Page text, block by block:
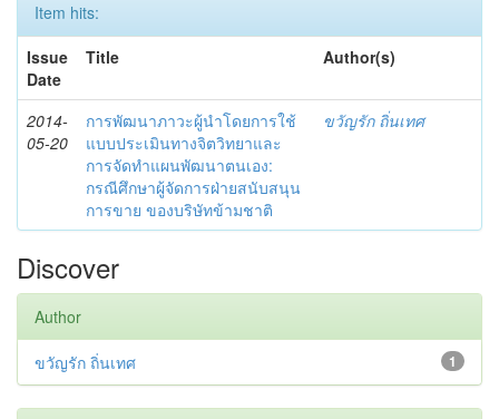
Item hits:
Issue
Date
Title Author(s)
2014-
05-20
การพัฒนาภาวะผู้นำโดยการใช้
แบบประเมินทางจิตวิทยาและ
การจัดทำแผนพัฒนาตนเอง:
กรณีศึกษาผู้จัดการฝ่ายสนับสนุน
การขาย ของบริษัทข้ามชาติ
ขวัญรัก ถิ่นเทศ
Discover
Author
1
ขวัญรัก ถิ่นเทศ